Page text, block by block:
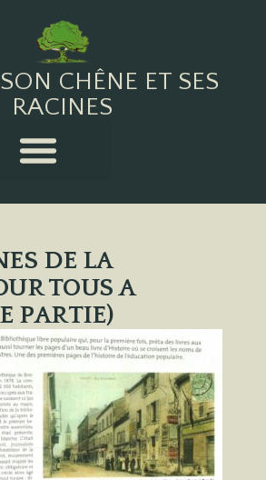
CHÊNE ET SES
RACINES
DE LA
TOUS A
PARTIE)